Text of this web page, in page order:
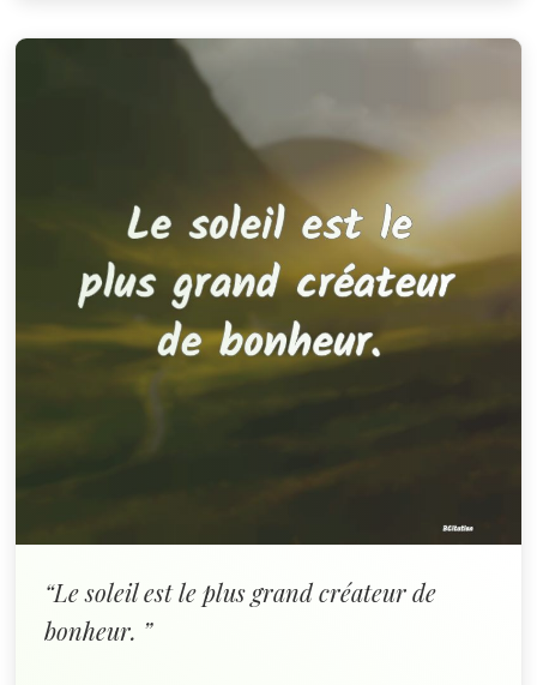
“Le soleil est le plus grand créateur de
bonheur. ”